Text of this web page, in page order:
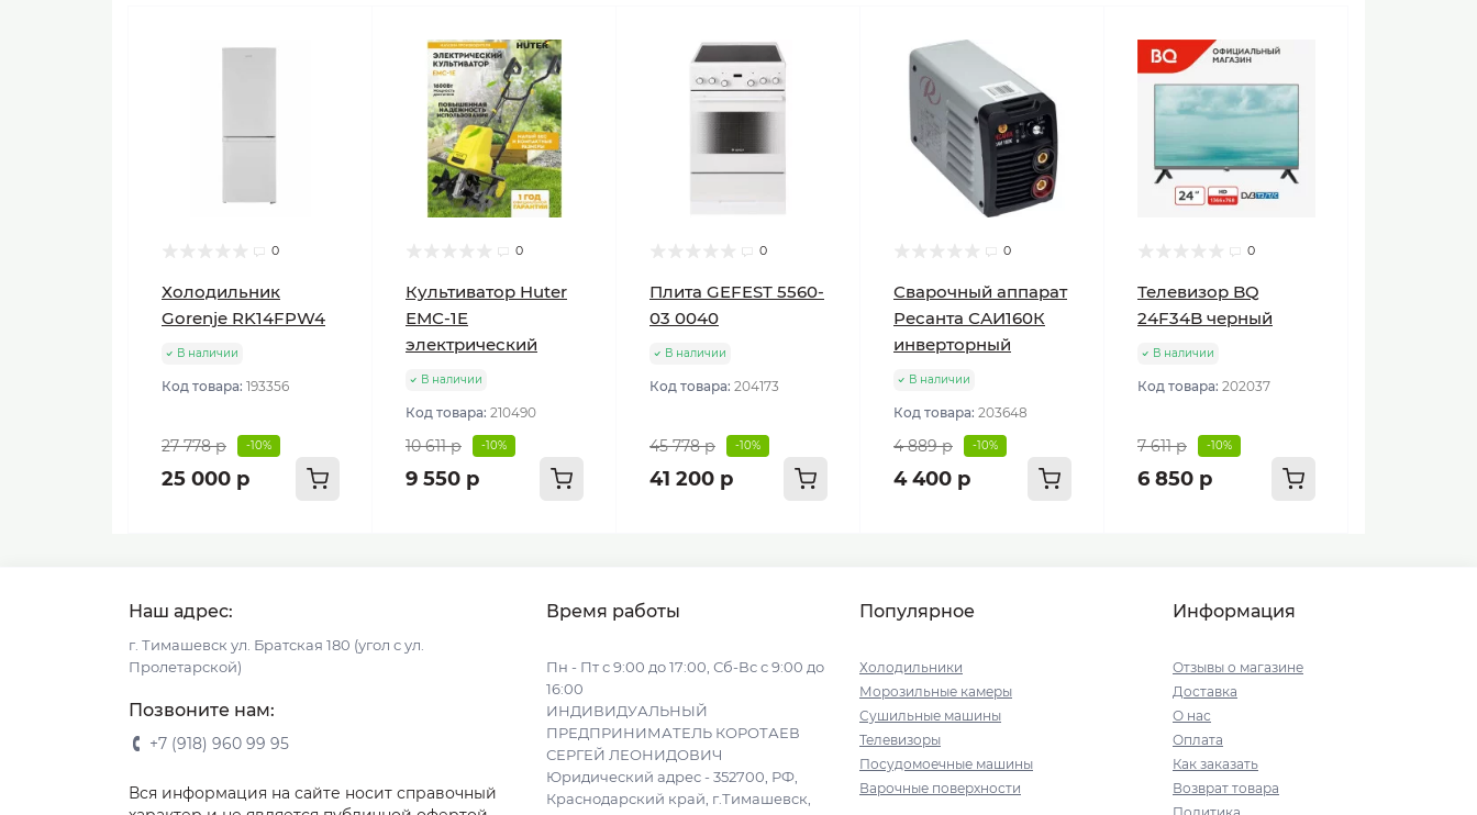
0
Холодильник
Gorenje RK14FPW4
В наличии
Код товара: 193356
27 778 р -10%
25 000 р
0
Культиватор Huter
ЕМС-1E
электрический
В наличии
Код товара: 210490
10 611 р -10%
9 550 р
0
Плита GEFEST 5560-
03 0040
В наличии
Код товара: 204173
45 778 р -10%
41 200 р
0
Сварочный аппарат
Ресанта САИ160К
инверторный
В наличии
Код товара: 203648
4 889 р -10%
4 400 р
0
Телевизор BQ
24F34B черный
В наличии
Код товара: 202037
7 611 р -10%
6 850 р
Наш адрес:
г. Тимашевск ул. Братская 180 (угол с ул.
Пролетарской)
Позвоните нам:
+7 (918) 960 99 95
Вся информация на сайте носит справочный
Время работы
Пн - Пт с 9:00 до 17:00, Сб-Вс с 9:00 до
16:00
ИНДИВИДУАЛЬНЫЙ
ПРЕДПРИНИМАТЕЛЬ КОРОТАЕВ
СЕРГЕЙ ЛЕОНИДОВИЧ
Юридический адрес - 352700, РФ,
Краснодарский край, г.Тимашевск,
Популярное
Холодильники
Морозильные камеры
Сушильные машины
Телевизоры
Посудомоечные машины
Варочные поверхности
Информация
Отзывы о магазине
Доставка
О нас
Оплата
Как заказать
Возврат товара